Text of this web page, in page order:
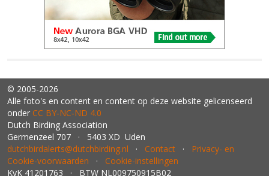
© 2005-2026
Alle foto's en content en content op deze website gelicenseerd
onder CC BY‑NC‑ND 4.0
Dutch Birding Association
Germenzeel 707 · 5403 XD Uden
dutchbirdalerts@dutchbirding.nl · Contact · Privacy- en
Cookie-voorwaarden · Cookie-instellingen
KvK 41201763 · BTW NL009750915B02